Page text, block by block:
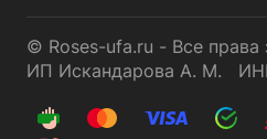
© Roses-ufa.ru - Все
ИП Искандарова А. М.